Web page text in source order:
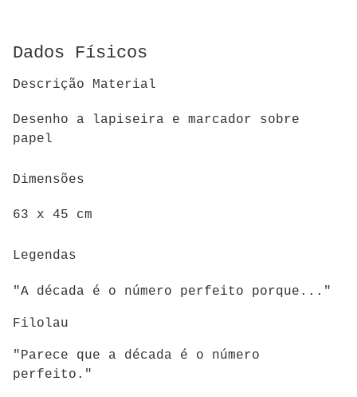
Dados Físicos
Descrição Material
Desenho a lapiseira e marcador sobre
papel
Dimensões
63 x 45 cm
Legendas
"A década é o número perfeito porque..."
Filolau
"Parece que a década é o número
perfeito."